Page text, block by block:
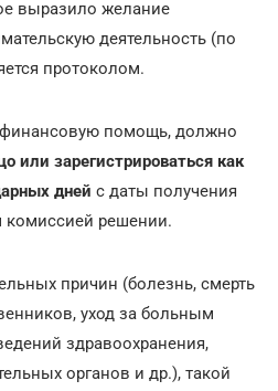
выразило желание
деятельность (по
протоколом.
помощь, должно
или зарегистрироваться как
дней с даты получения
комиссией решении.
причин (болезнь, смерть
уход за больным
здравоохранения,
органов и др.), такой